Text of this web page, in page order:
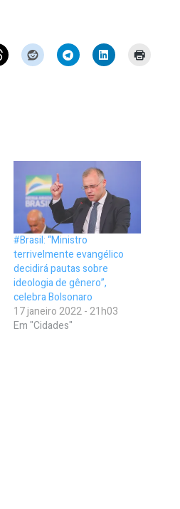
#Brasil: “Ministro
terrivelmente evangélico
decidirá pautas sobre
ideologia de gênero”,
celebra Bolsonaro
17 janeiro 2022 - 21h03
Em "Cidades"